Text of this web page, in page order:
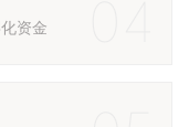
资金